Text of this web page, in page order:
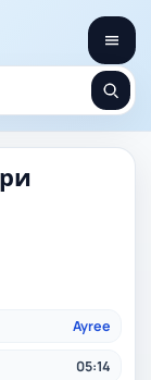
Ayree
05:14